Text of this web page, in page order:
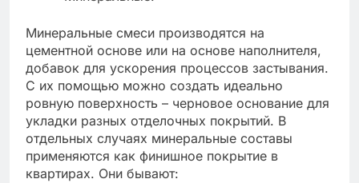
Минеральные смеси производятся на
цементной основе или на основе наполнителя,
добавок для ускорения процессов застывания.
С их помощью можно создать идеально
ровную поверхность – черновое основание для
укладки разных отделочных покрытий. В
отдельных случаях минеральные составы
применяются как финишное покрытие в
квартирах. Они бывают: